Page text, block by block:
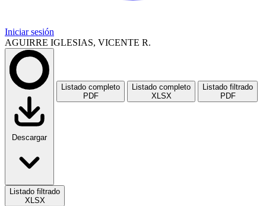
Iniciar sesión
AGUIRRE IGLESIAS, VICENTE R.
Descargar
Listado completo
PDF
Listado completo
XLSX
Listado filtrado
PDF
Listado filtrado
XLSX